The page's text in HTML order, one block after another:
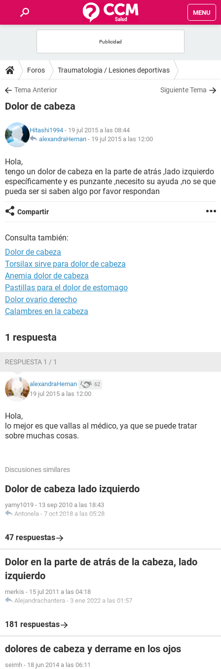
MENU
FOROS
SALUD
NUTRICIÓN
BIENESTAR
SEXUALIDAD
GLOSARIO
Foros Traumatologia / Lesiones deportivas
Tema Anterior Siguiente Tema
Dolor de cabeza
Hitashi1994 - 19 jul 2015 a las 08:44
alexandraHernan - 19 jul 2015 a las 12:00
Hola,
tengo un dolor de cabeza en la parte de atrás ,lado izquierdo
específicamente y es punzante ,necesito su ayuda ,no se que
pueda ser si saben algo por favor respondan
Compartir
Consulta también:
Dolor de cabeza
Torsilax sirve para dolor de cabeza
Anemia dolor de cabeza
Pastillas para el dolor de estomago
Dolor ovario derecho
Calambres en la cabeza
1 respuesta
RESPUESTA 1 / 1
alexandraHernan 62
19 jul 2015 a las 12:00
Hola,
lo mejor es que vallas al médico, ya que se puede tratar
sobre muchas cosas.
Discusiones similares
Dolor de cabeza lado izquierdo
yamy1019 - 13 sep 2010 a las 18:43
Antonela - 7 oct 2018 a las 05:28
47 respuestas
Dolor en la parte de atrás de la cabeza, lado
izquierdo
merkis - 15 jul 2011 a las 04:18
Alejandrachantera - 3 ene 2022 a las 01:57
181 respuestas
dolores de cabeza y derrame en los ojos
seimh - 18 jun 2014 a las 06:11